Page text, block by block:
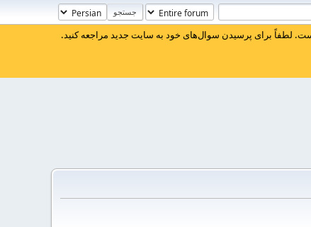
لطفاً برای پرسیدن سوال‌های خود به سایت جدید مراجعه کنید.